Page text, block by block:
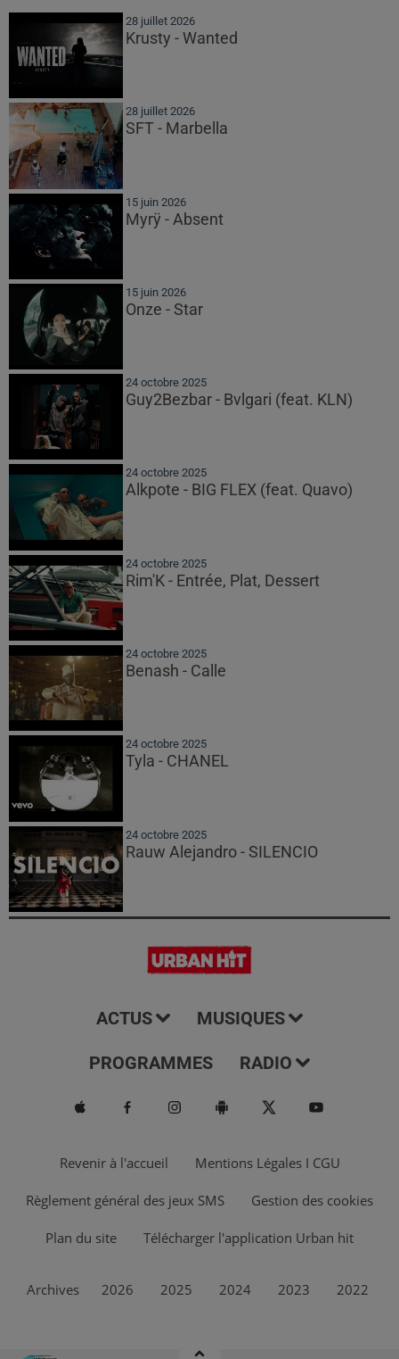
28 juillet 2026
Krusty - Wanted
28 juillet 2026
SFT - Marbella
15 juin 2026
Myrÿ - Absent
15 juin 2026
Onze - Star
24 octobre 2025
Guy2Bezbar - Bvlgari (feat. KLN)
24 octobre 2025
Alkpote - BIG FLEX (feat. Quavo)
24 octobre 2025
Rim'K - Entrée, Plat, Dessert
24 octobre 2025
Benash - Calle
24 octobre 2025
Tyla - CHANEL
24 octobre 2025
Rauw Alejandro - SILENCIO
ACTUS MUSIQUES
PROGRAMMES RADIO
Revenir à l'accueil Mentions Légales I CGU
Règlement général des jeux SMS Gestion des cookies
Plan du site Télécharger l'application Urban hit
Archives 2026 2025 2024 2023 2022